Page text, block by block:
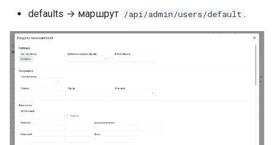
defaults → маршрут /api/admin/users/default .